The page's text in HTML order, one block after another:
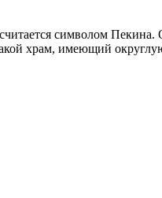
символом Пекина.
храм, имеющий